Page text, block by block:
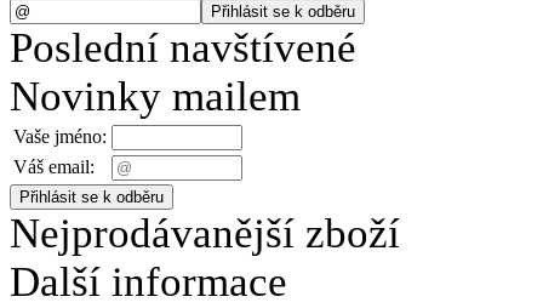
Poslední navštívené
Novinky mailem
Vaše jméno:
Váš email:
Nejprodávanější zboží
Další informace